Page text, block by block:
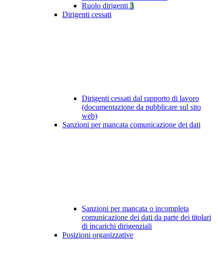
Ruolo dirigenti 3
Dirigenti cessati
Dirigenti cessati dal rapporto di lavoro
(documentazione da pubblicare sul sito
web)
Sanzioni per mancata comunicazione dei dati
Sanzioni per mancata o incompleta
comunicazione dei dati da parte dei titolari
di incarichi dirigenziali
Posizioni organizzative